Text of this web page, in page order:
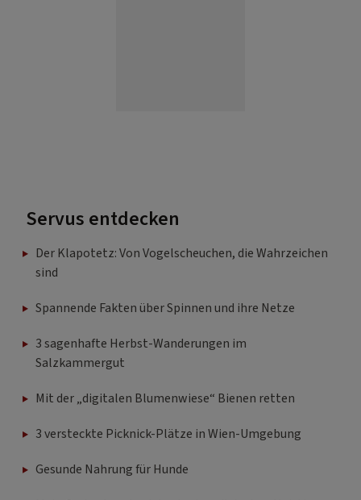
Servus entdecken
Der Klapotetz: Von Vogelscheuchen, die Wahrzeichen
sind
Spannende Fakten über Spinnen und ihre Netze
3 sagenhafte Herbst-Wanderungen im
Salzkammergut
Mit der „digitalen Blumenwiese“ Bienen retten
3 versteckte Picknick-Plätze in Wien-Umgebung
Gesunde Nahrung für Hunde